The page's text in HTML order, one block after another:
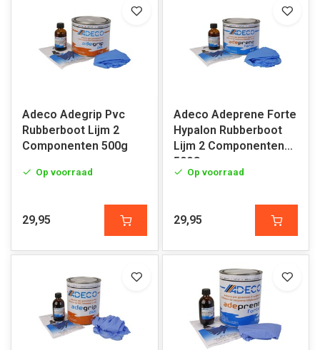
Adeco Adegrip Pvc
Rubberboot Lijm 2
Componenten 500g
Op voorraad
29,95
Adeco Adeprene Forte
Hypalon Rubberboot
Lijm 2 Componenten
500G
Op voorraad
29,95